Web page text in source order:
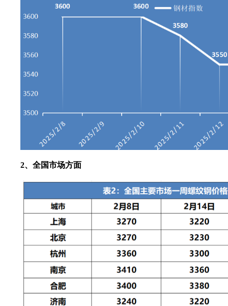
2、全国市场方面